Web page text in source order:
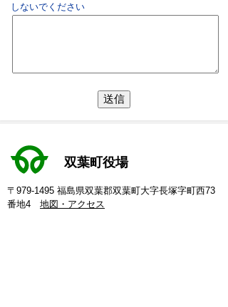
しないでください
双葉町役場
〒979-1495 福島県双葉郡双葉町大字長塚字町西73
番地4 地図・アクセス